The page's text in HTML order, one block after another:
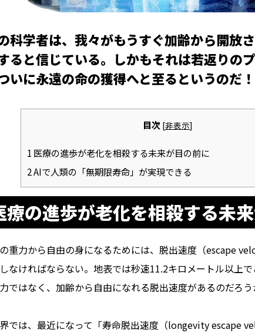
科学者は、我々がもうすぐ加齢から開放
ると信じている。しかもそれは若返りの
いに永遠の命の獲得へと至るというのだ――！
目次 [非表示]
1 医療の進歩が老化を相殺する未来が目の前に
2AIで人類の「無期限寿命」が実現できる
療の進歩が老化を相殺する未
重力から自由の身になるためには、脱出速度（escape
なければならない。地表では秒速11.2キロメートル以上
ではなく、加齢から自由になれる脱出速度があるのだろう
では、最近になって「寿命脱出速度（longevity escape